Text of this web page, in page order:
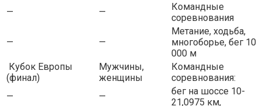
— —
Командные
соревнования
— —
Метание, ходьба,
многоборье, бег 10
000 м
Кубок Европы
(финал)
Мужчины,
женщины
Командные
соревнования:
—
—
бег на шоссе 10-
21,0975 км,